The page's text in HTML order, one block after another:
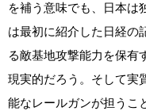
を補う意味でも、日本は
は最初に紹介した日経の
る敵基地攻撃能力を保有
現実的だろう。そして実
能なレールガンが担うこ